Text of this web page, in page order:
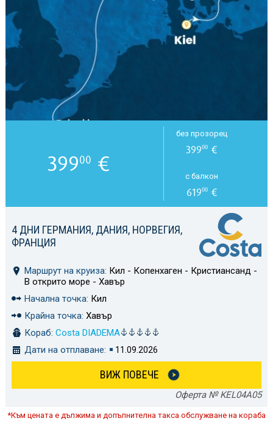
4 ДНИ ГЕРМАНИЯ, ДАНИЯ, НОРВЕГИЯ,
ФРАНЦИЯ
Маршрут на круиза: Кил - Копенхаген - Кристиансанд -
В открито море - Хавър
Начална точка: Кил
Крайна точка: Хавър
Кораб: Costa DIADEMA
Дати на отплаване:
11.09.2026
ВИЖ ПОВЕЧЕ
Оферта № KEL04A05
39900 €
без прозорец
39900 €
с балкон
61900€
*Към цената е дължима и допълнителна такса обслужване на кораба